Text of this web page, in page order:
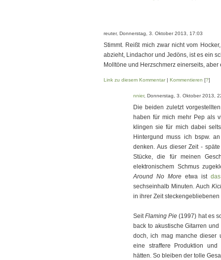
reuter, Donnerstag, 3. Oktober 2013, 17:03
Stimmt. Reißt mich zwar nicht vom
abzieht, Lindachor und Jedöns, ist es ein
Molltöne und Herzschmerz einerseits,
Link zu diesem Kommentar| Kommentieren [?]
nnier, Donnerstag, 3. Oktober 2013,
Die beiden zuletzt
haben für mich mehr Pep als
klingen sie für mich dabei
Hintergund muss ich bspw.
denken. Aus dieser Zeit -
Stücke, die für meinen
elektronischem Schmus
Around No More etwa ist
sechseinhalb Minuten. Auch
in ihrer Zeit
SeitFlaming Pie (1997) hat es
back to akustische Gitarren
doch, ich mag manche dieser
eine straffere Produktion und
hätten. So bleiben der tolle